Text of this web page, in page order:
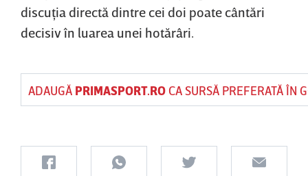
discuţia directă dintre cei doi poate cântări
decisiv în luarea unei hotărâri.
ADAUGĂ PRIMASPORT.ROCA SURSĂ PREFERATĂ ÎN